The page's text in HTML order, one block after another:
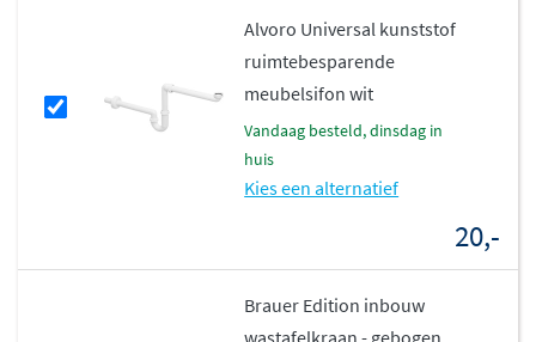
De Brauer Lunar wastafel is daarmee een uitstekende
keuze voor wie houdt van eenvoud, duurzaamheid en
een moderne uitstraling.
Alvoro Universal kunststof
ruimtebesparende
meubelsifon wit
vandaag besteld, dinsdag in
huis
Kies een alternatief
20,-
Brauer Edition inbouw